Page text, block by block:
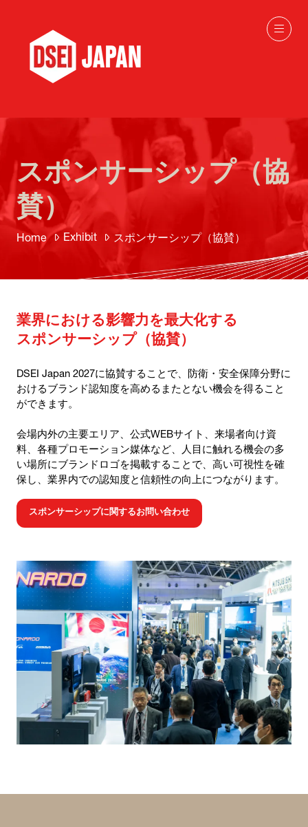
Home Exhibit スポンサーシップ（協賛）
スポンサーシップ（協
賛）
業界における影響力を最大化する
スポンサーシップ（協賛）
DSEI Japan 2027に協賛することで、防衛・安全保障分野に
おけるブランド認知度を高めるまたとない機会を得ること
ができます。
会場内外の主要エリア、公式WEBサイト、来場者向け資
料、各種プロモーション媒体など、人目に触れる機会の多
い場所にブランドロゴを掲載することで、高い可視性を確
保し、業界内での認知度と信頼性の向上につながります。
スポンサーシップに関するお問い合わせ
(OPENS
IN
TAB)